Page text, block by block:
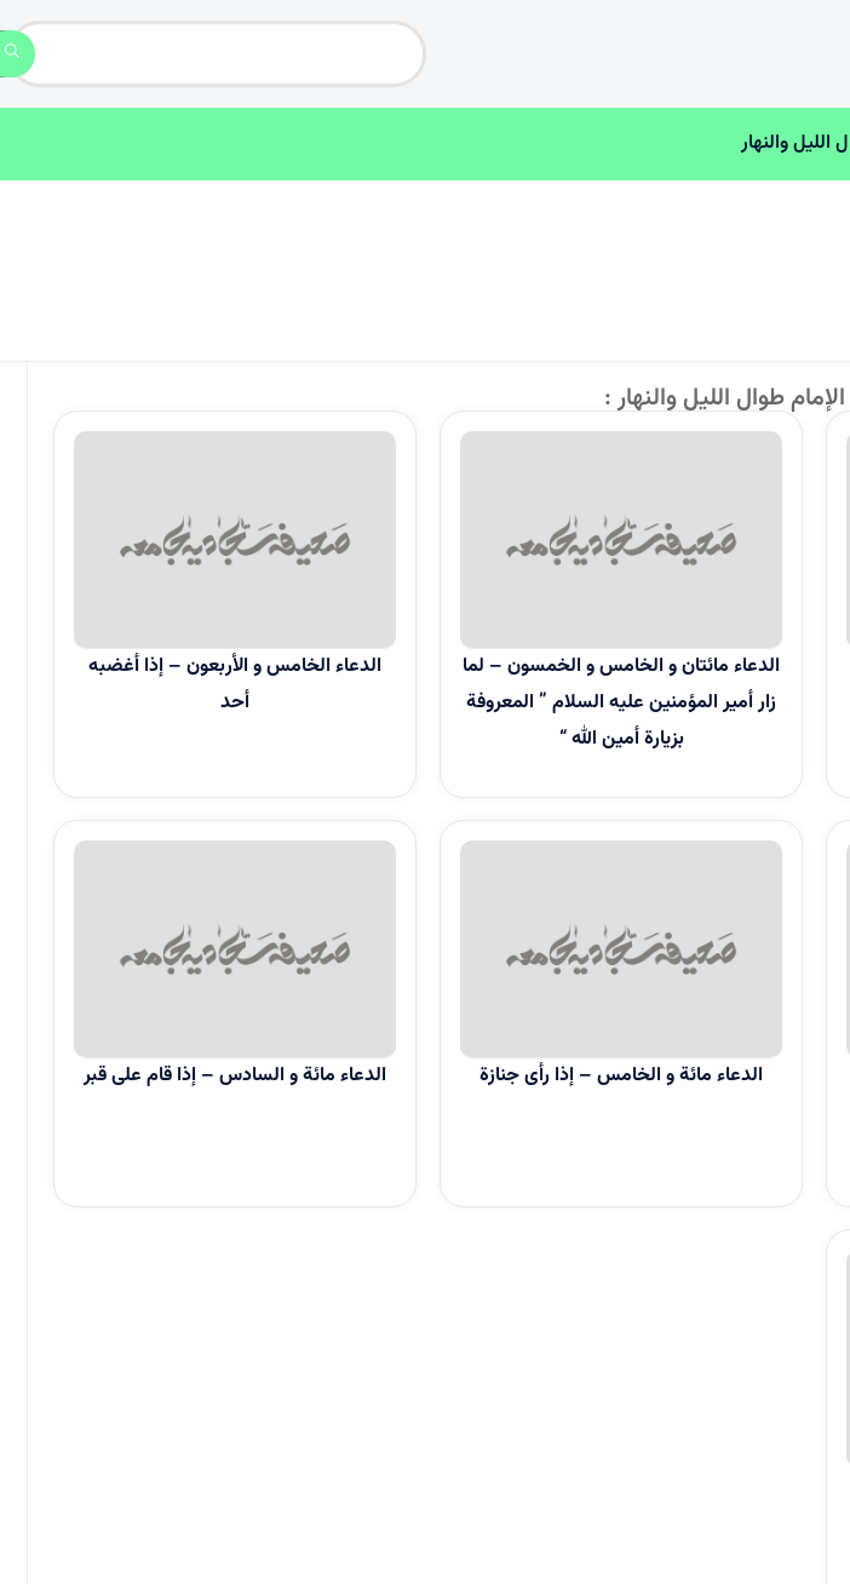
والنهار
طوال الليل والنهار :
الدعاء مائتان و الخامس و الخمسون – لما
زار أمير المؤمنين عليه السلام ” المعروفة
بزيارة أمين الله “
الدعاء الخامس و الأربعون – إذا أغضبه
أحد
الدعاء مائة و الخامس – إذا رأى جنازة الدعاء مائة و السادس – إذا قام على قبر